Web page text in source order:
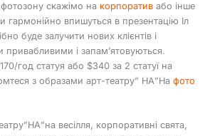
скажімо на корпоратив або інше
гармонійно впишуться в презентацію Іл
буде залучити нових клієнтів і
привабливими і запам’ятовуються.
год статуя або $340 за 2 статуї на
з образами арт-театру” НА”На фото
весілля, корпоративні свята,